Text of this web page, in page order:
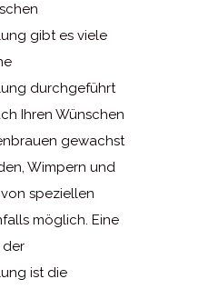
gibt es viele
durchgeführt
Ihren Wünschen
gewachst
Wimpern und
speziellen
möglich. Eine
der
ist die